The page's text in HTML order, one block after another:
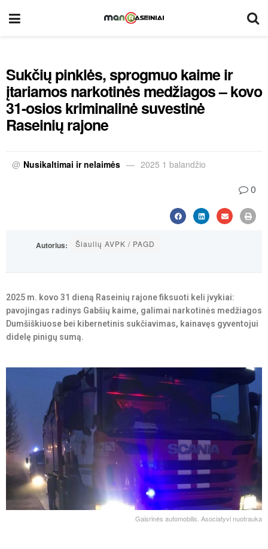
Sukčių pinklės, sprogmuo kaime ir
įtariamos narkotinės medžiagos – kovo
31-osios kriminalinė suvestinė
Raseinių rajone
@ Nusikaltimai ir nelaimės 2025 1 balandžio
0
Autorius: Šiaulių AVPK / PAGD
2025 m. kovo 31 dieną Raseinių rajone fiksuoti keli įvykiai:
pavojingas radinys Gabšių kaime, galimai narkotinės medžiagos
Dumšiškiuose bei kibernetinis sukčiavimas, kainavęs gyventojui
didelę pinigų sumą.
Gaisrinės automobilis. Asociatyvi nuotrauka